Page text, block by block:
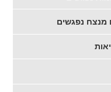
מנצח נפגשים